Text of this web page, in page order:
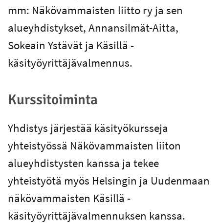
mm: Näkövammaisten liitto ry ja sen
alueyhdistykset, Annansilmät-Aitta,
Sokeain Ystävät ja Käsillä -
käsityöyrittäjävalmennus.
Kurssitoiminta
Yhdistys järjestää käsityökursseja
yhteistyössä Näkövammaisten liiton
alueyhdistysten kanssa ja tekee
yhteistyötä myös Helsingin ja Uudenmaan
näkövammaisten Käsillä -
käsityöyrittäjävalmennuksen kanssa.